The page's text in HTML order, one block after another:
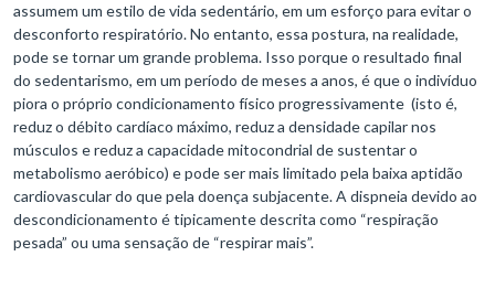
assumem um estilo de vida sedentário, em um esforço para evitar o
desconforto respiratório. No entanto, essa postura, na realidade,
pode se tornar um grande problema. Isso porque o resultado final
do sedentarismo, em um período de meses a anos, é que o indivíduo
piora o próprio condicionamento físico progressivamente (isto é,
reduz o débito cardíaco máximo, reduz a densidade capilar nos
músculos e reduz a capacidade mitocondrial de sustentar o
metabolismo aeróbico) e pode ser mais limitado pela baixa aptidão
cardiovascular do que pela doença subjacente. A dispneia devido ao
descondicionamento é tipicamente descrita como “respiração
pesada” ou uma sensação de “respirar mais”.